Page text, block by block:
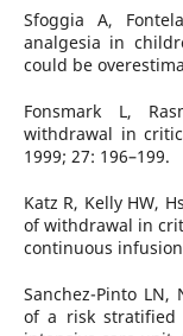
Sfoggia A,
analgesia in
could be
Fonsmark L,
withdrawal in
1999; 27: 196–199.
Katz R, Kelly HW,
of withdrawal in
continuous
Sanchez-Pinto
of a risk stratified